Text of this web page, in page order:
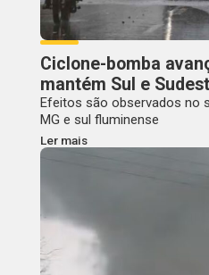
Ciclone-bomba
mantém Sul e
Efeitos são observados no
MG e sul fluminense
Ler mais